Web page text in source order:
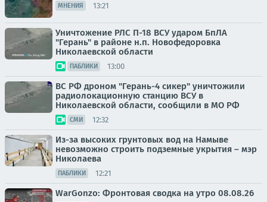
МНЕНИЯ 13:21
Уничтожение РЛС П-18 ВСУ ударом БпЛА
"Герань" в районе н.п. Новофедоровка
Николаевской области
ПАБЛИКИ 13:00
ВС РФ дроном "Герань-4 сикер" уничтожили
радиолокационную станцию ВСУ в
Николаевской области, сообщили в МО РФ
СМИ 12:32
Из-за высоких грунтовых вод на Намыве
невозможно строить подземные укрытия – мэр
Николаева
ПАБЛИКИ 12:21
WarGonzo: Фронтовая сводка на утро 08.08.26